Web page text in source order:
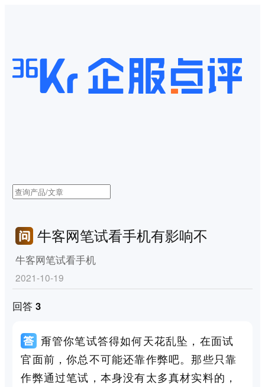
牛客网笔试看手机有影响不
牛客网笔试看手机
2021-10-19
回答 3
甭管你笔试答得如何天花乱坠，在面试
官面前，你总不可能还靠作弊吧。那些只靠
作弊通过笔试，本身没有太多真材实料的，